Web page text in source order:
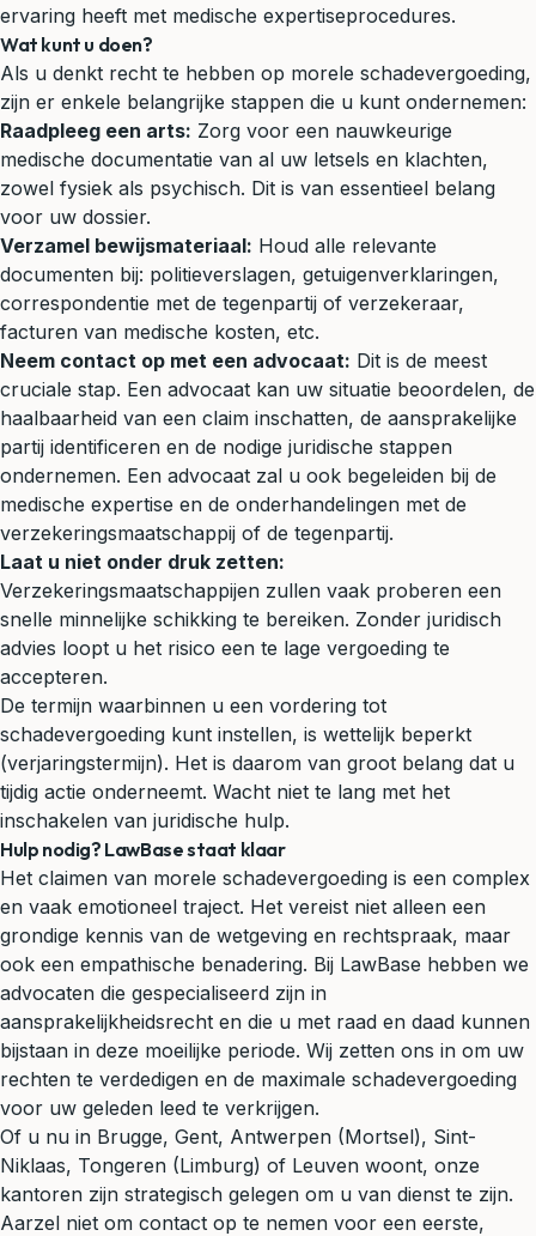
ervaring heeft met medische expertiseprocedures.
Wat kunt u doen?
Als u denkt recht te hebben op morele schadevergoeding,
zijn er enkele belangrijke stappen die u kunt ondernemen:
Raadpleeg een arts: Zorg voor een nauwkeurige
medische documentatie van al uw letsels en klachten,
zowel fysiek als psychisch. Dit is van essentieel belang
voor uw dossier.
Verzamel bewijsmateriaal: Houd alle relevante
documenten bij: politieverslagen, getuigenverklaringen,
correspondentie met de tegenpartij of verzekeraar,
facturen van medische kosten, etc.
Neem contact op met een advocaat: Dit is de meest
cruciale stap. Een advocaat kan uw situatie beoordelen, de
haalbaarheid van een claim inschatten, de aansprakelijke
partij identificeren en de nodige juridische stappen
ondernemen. Een advocaat zal u ook begeleiden bij de
medische expertise en de onderhandelingen met de
verzekeringsmaatschappij of de tegenpartij.
Laat u niet onder druk zetten:
Verzekeringsmaatschappijen zullen vaak proberen een
snelle minnelijke schikking te bereiken. Zonder juridisch
advies loopt u het risico een te lage vergoeding te
accepteren.
De termijn waarbinnen u een vordering tot
schadevergoeding kunt instellen, is wettelijk beperkt
(verjaringstermijn). Het is daarom van groot belang dat u
tijdig actie onderneemt. Wacht niet te lang met het
inschakelen van juridische hulp.
Hulp nodig? LawBase staat klaar
Het claimen van morele schadevergoeding is een complex
en vaak emotioneel traject. Het vereist niet alleen een
grondige kennis van de wetgeving en rechtspraak, maar
ook een empathische benadering. Bij LawBase hebben we
advocaten die gespecialiseerd zijn in
aansprakelijkheidsrecht en die u met raad en daad kunnen
bijstaan in deze moeilijke periode. Wij zetten ons in om uw
rechten te verdedigen en de maximale schadevergoeding
voor uw geleden leed te verkrijgen.
Of u nu in Brugge, Gent, Antwerpen (Mortsel), Sint-
Niklaas, Tongeren (Limburg) of Leuven woont, onze
kantoren zijn strategisch gelegen om u van dienst te zijn.
Aarzel niet om contact op te nemen voor een eerste,